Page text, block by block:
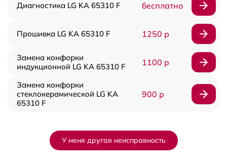
Диагностика LG KA 65310 F бесплатно
Прошивка LG KA 65310 F 1250 р
Замена конфорки
индукционной LG KA 65310 F
1100 р
Замена конфорки
стеклокерамической LG KA
65310 F
900 р
У меня другая неисправность